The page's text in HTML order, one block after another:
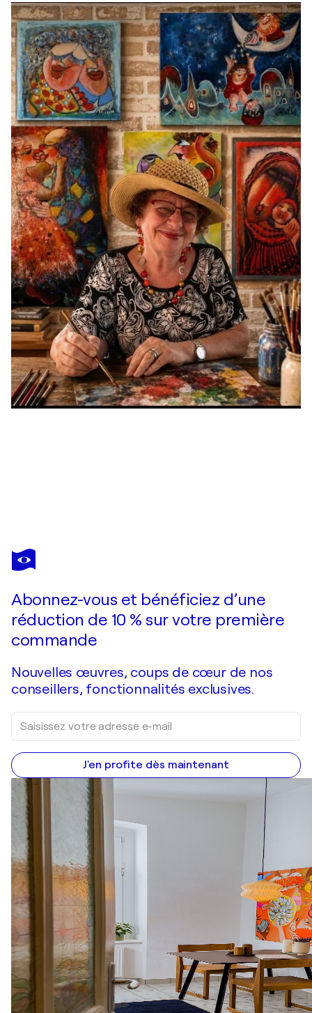
MALKA TSENTSIPER
Motherhood - 4 (Black and Red series)
Abonnez-vous et bénéficiez d’une
réduction de 10 % sur votre première
commande
Nouvelles œuvres, coups de cœur de nos
conseillers, fonctionnalités exclusives.
J'en profite dès maintenant